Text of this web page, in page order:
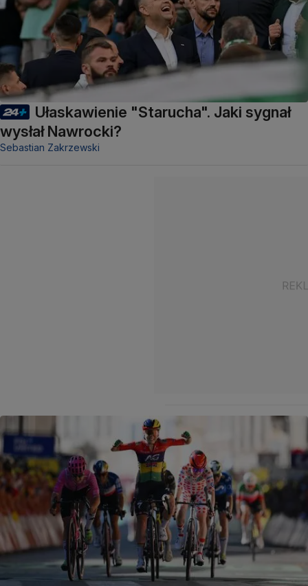
Ułaskawienie "Starucha". Jaki sygnał
wysłał Nawrocki?
Sebastian Zakrzewski